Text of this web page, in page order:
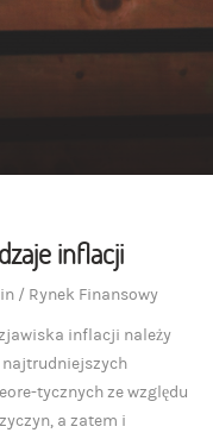
inflacji
/ Rynek Finansowy
inflacji należy
najtrudniejszych
tycznych ze względu
a zatem i